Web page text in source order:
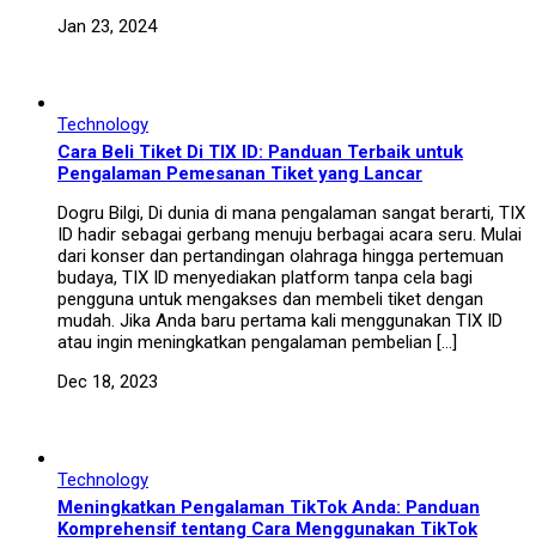
Jan 23, 2024
Technology
Cara Beli Tiket Di TIX ID: Panduan Terbaik untuk
Pengalaman Pemesanan Tiket yang Lancar
Dogru Bilgi, Di dunia di mana pengalaman sangat berarti, TIX
ID hadir sebagai gerbang menuju berbagai acara seru. Mulai
dari konser dan pertandingan olahraga hingga pertemuan
budaya, TIX ID menyediakan platform tanpa cela bagi
pengguna untuk mengakses dan membeli tiket dengan
mudah. Jika Anda baru pertama kali menggunakan TIX ID
atau ingin meningkatkan pengalaman pembelian […]
Dec 18, 2023
Technology
Meningkatkan Pengalaman TikTok Anda: Panduan
Komprehensif tentang Cara Menggunakan TikTok